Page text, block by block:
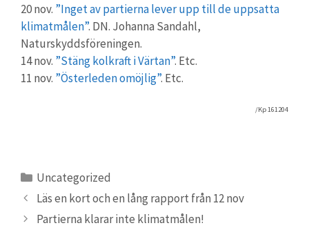
20 nov. ”Inget av partierna lever upp till de uppsatta
klimatmålen”. DN. Johanna Sandahl,
Naturskyddsföreningen.
14 nov. ”Stäng kolkraft i Värtan”. Etc.
11 nov. ”Österleden omöjlig”. Etc.
/Kp 161204
Kategorier
Uncategorized
Läs en kort och en lång rapport från 12 nov
Partierna klarar inte klimatmålen!